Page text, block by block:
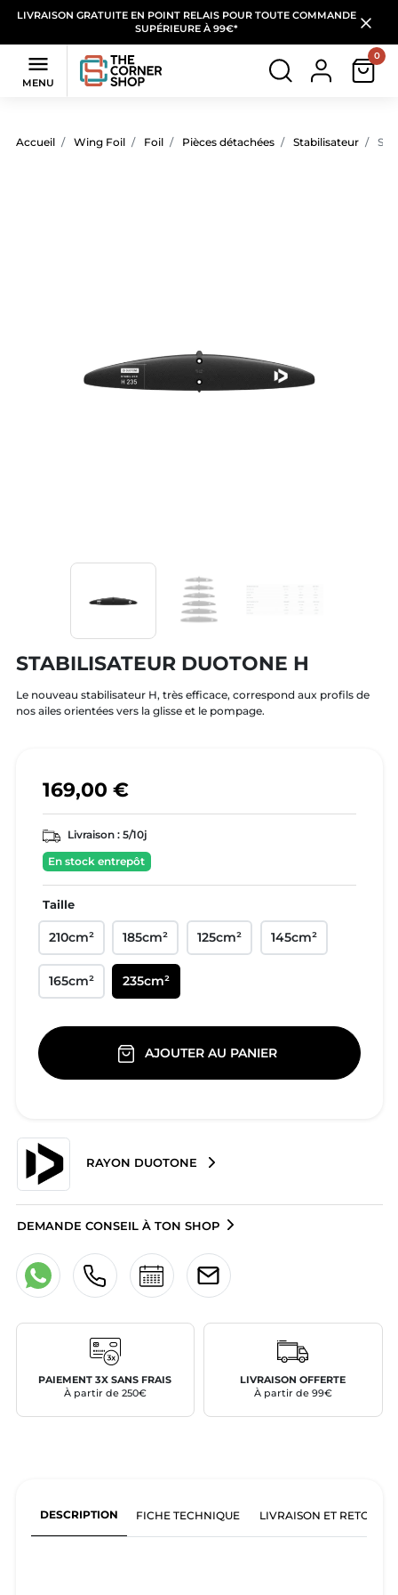
LIVRAISON GRATUITE EN POINT RELAIS POUR TOUTE COMMANDE
SUPÉRIEURE À 99€*

MENU
0
Accueil Wing Foil Foil Pièces détachées Stabilisateur
STABILISATEUR DUOTONE H
Le nouveau stabilisateur H, très efficace, correspond aux profils de
nos ailes orientées vers la glisse et le pompage.
169,00 €
Livraison : 5/10j
En stock entrepôt
Taille
210cm² 185cm² 125cm² 145cm²
165cm² 235cm²
AJOUTER AU PANIER
RAYON DUOTONE
DEMANDE CONSEIL À TON SHOP
PAIEMENT 3X SANS FRAIS
À partir de 250€
LIVRAISON OFFERTE
À partir de 99€
DESCRIPTION FICHE TECHNIQUE LIVRAISON ET RETOURS